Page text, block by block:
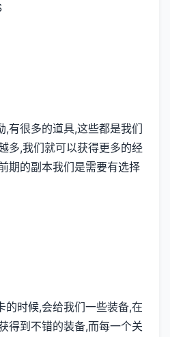
有很多的道具,这些都是我们
多,我们就可以获得更多的经
期的副本我们是需要有选择
时候,会给我们一些装备,在
得到不错的装备,而每一个关